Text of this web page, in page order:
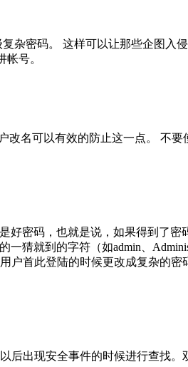
杂密码。 这样可以让那些企图入
号。
改名可以有效的防止这一点。 不
密码，也就是说，如果得到了密
猜就到的字符（如admin、
户首此登陆的时候更改成复杂的
后出现安全事件的时候进行查找。